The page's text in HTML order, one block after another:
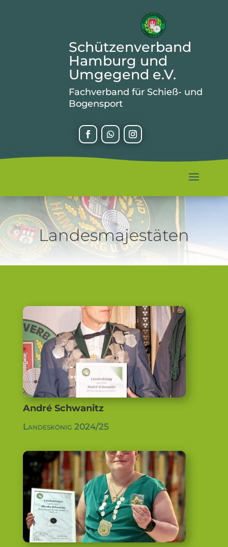
Schützenverband
Hamburg und
Umgegend e.V.
Fachverband für Schieß- und
Bogensport
Landesmajestäten
André Schwanitz
Landeskönig 2024/25